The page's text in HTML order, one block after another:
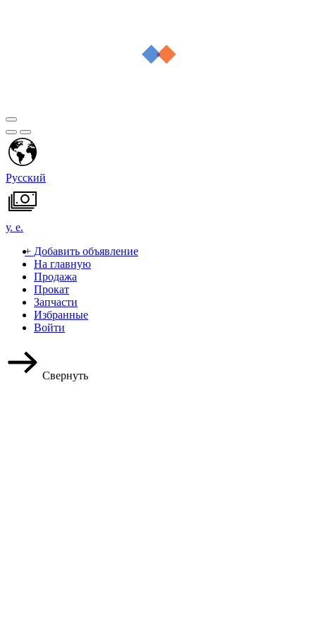
Русский
у. е.
+ Добавить объявление
На главную
Продажа
Прокат
Запчасти
Избранные
Войти
Свернуть